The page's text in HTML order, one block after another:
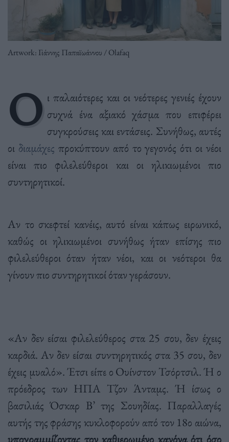
Artwork: Γιάννης Παπαϊωάννου / Olafaq
Ο ι παλαιότερες και οι νεότερες γενιές έχουν
συχνά ένα αξιακό χάσμα που επιφέρει
συγκρούσεις και εντάσεις. Συνήθως, αυτές
οι διαμάχες προκύπτουν από το γεγονός ότι οι νέοι
είναι πιο φιλελεύθεροι και οι ηλικιωμένοι πιο
συντηρητικοί.
Αν το σκεφτεί κανέις, αυτό είναι κάπως ειρωνικό,
καθώς οι ηλικιωμένοι συνήθως ήταν επίσης πιο
φιλελεύθεροι όταν ήταν νέοι, και οι νεότεροι θα
γίνουν πιο συντηρητικοί όταν γεράσουν.
«Αν δεν είσαι φιλελεύθερος στα 25 σου, δεν έχεις
καρδιά. Αν δεν είσαι συντηρητικός στα 35 σου, δεν
έχεις μυαλό». Έτσι είπε ο Ουίνστον Τσόρτσιλ. Ή ο
πρόεδρος των ΗΠΑ Τζον Άνταμς. Ή ίσως ο
βασιλιάς Όσκαρ Β’ της Σουηδίας. Παραλλαγές
αυτής της φράσης κυκλοφορούν από τον 18ο αιώνα,
υπογραμμίζοντας τον καθιερωμένο κανόνα ότι όσο